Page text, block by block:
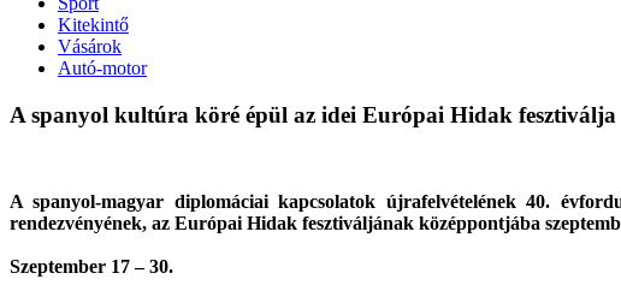
Kitekintő
Vásárok
Autó-motor
A spanyol kultúra köré épül az idei Európai Hidak fesztiválja
A spanyol-magyar diplomáciai kapcsolatok újrafelvételének 40.
rendezvényének, az Európai Hidak fesztiváljának középpontjába
Szeptember 17 – 30.